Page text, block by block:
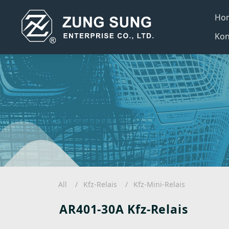
AR401-30A Kfz-Relais
All Kfz-Relais Kfz-Mini-Relais